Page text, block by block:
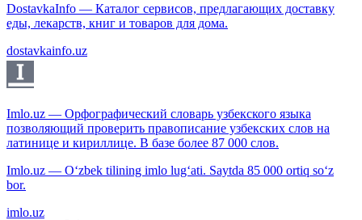
DostavkaInfo — Каталог сервисов, предлагающих доставку
еды, лекарств, книг и товаров для дома.
dostavkainfo.uz
Imlo.uz — Орфографический словарь узбекского языка
позволяющий проверить правописание узбекских слов на
латинице и кириллице. В базе более 87 000 слов.
Imlo.uz — O‘zbek tilining imlo lug‘ati. Saytda 85 000 ortiq so‘z
bor.
imlo.uz